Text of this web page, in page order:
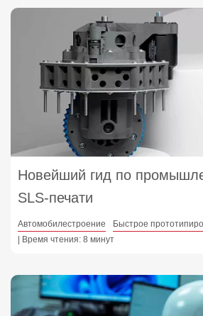
Новейший гид по
SLS‑печати
Автомобилестроение Быстрое
| Время чтения: 8 минут